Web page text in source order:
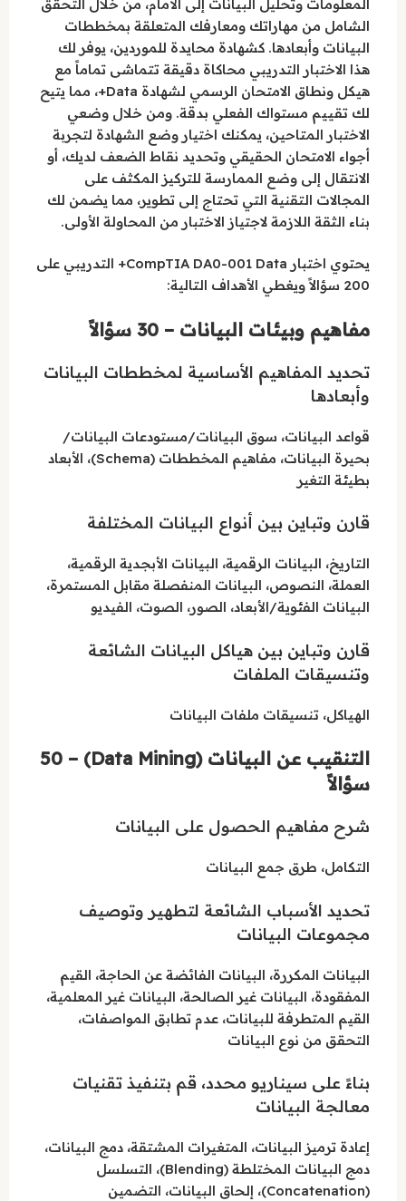
المعلومات وتحليل البيانات إلى الأمام، من خلال التحقق
الشامل من مهاراتك ومعارفك المتعلقة بمخططات
البيانات وأبعادها. كشهادة محايدة للموردين، يوفر لك
هذا الاختبار التدريبي محاكاة دقيقة تتماشى تماماً مع
هيكل ونطاق الامتحان الرسمي لشهادة Data+، مما يتيح
لك تقييم مستواك الفعلي بدقة. ومن خلال وضعي
الاختبار المتاحين، يمكنك اختيار وضع الشهادة لتجربة
أجواء الامتحان الحقيقي وتحديد نقاط الضعف لديك، أو
الانتقال إلى وضع الممارسة للتركيز المكثف على
المجالات التقنية التي تحتاج إلى تطوير، مما يضمن لك
بناء الثقة اللازمة لاجتياز الاختبار من المحاولة الأولى.
يحتوي اختبار CompTIA DA0-001 Data+ التدريبي على
200 سؤالاً ويغطي الأهداف التالية:
مفاهيم وبيئات البيانات – 30 سؤالاً
تحديد المفاهيم الأساسية لمخططات البيانات
وأبعادها
قواعد البيانات، سوق البيانات/مستودعات البيانات/
بحيرة البيانات، مفاهيم المخططات (Schema)، الأبعاد
بطيئة التغير
قارن وتباين بين أنواع البيانات المختلفة
التاريخ، البيانات الرقمية، البيانات الأبجدية الرقمية،
العملة، النصوص، البيانات المنفصلة مقابل المستمرة،
البيانات الفئوية/الأبعاد، الصور، الصوت، الفيديو
قارن وتباين بين هياكل البيانات الشائعة
وتنسيقات الملفات
الهياكل، تنسيقات ملفات البيانات
التنقيب عن البيانات (Data Mining) – 50
سؤالاً
شرح مفاهيم الحصول على البيانات
التكامل، طرق جمع البيانات
تحديد الأسباب الشائعة لتطهير وتوصيف
مجموعات البيانات
البيانات المكررة، البيانات الفائضة عن الحاجة، القيم
المفقودة، البيانات غير الصالحة، البيانات غير المعلمية،
القيم المتطرفة للبيانات، عدم تطابق المواصفات،
التحقق من نوع البيانات
بناءً على سيناريو محدد، قم بتنفيذ تقنيات
معالجة البيانات
إعادة ترميز البيانات، المتغيرات المشتقة، دمج البيانات،
دمج البيانات المختلطة (Blending)، التسلسل
(Concatenation)، إلحاق البيانات، التضمين